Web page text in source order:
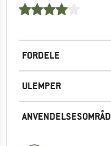
FORDELE
ULEMPER